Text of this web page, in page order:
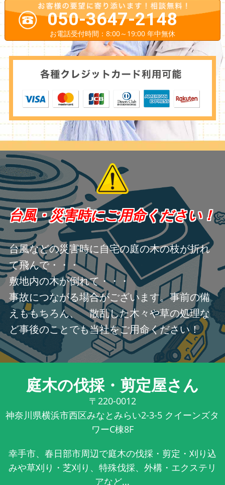
050-3647-2148
お電話受付時間：8:00～19:00 年中無休
台風・災害時にご用命ください！
台風などの災害時に自宅の庭の木の枝が折れ
て飛んで・・・
敷地内の木が倒れて・・・
事故につながる場合がございます。事前の備
えももちろん、 散乱した木々や草の処理な
ど事後のことでも当社をご用命ください！
庭木の伐採・剪定屋さん
〒220-0012
神奈川県横浜市西区みなとみらい2-3-5 クイーンズタ
ワーC棟8F
幸手市、春日部市周辺で庭木の伐採・剪定・刈り込
みや草刈り・芝刈り、特殊伐採、外構・エクステリ
アなど...